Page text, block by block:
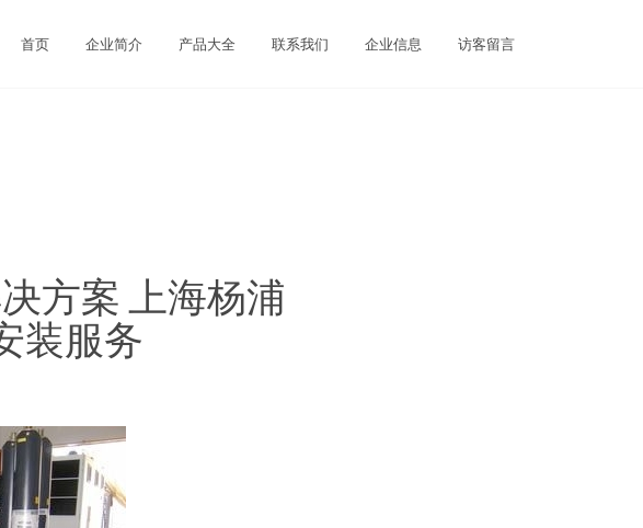
首页 企业简介 产品大全 联系我们 企业信息 访客留言
方案 上海杨浦
装服务